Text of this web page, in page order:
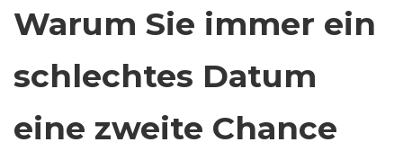
Warum Sie immer ein
schlechtes Datum
eine zweite Chance